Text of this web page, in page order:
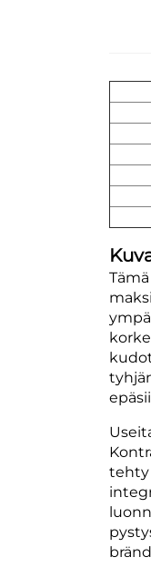
tehty